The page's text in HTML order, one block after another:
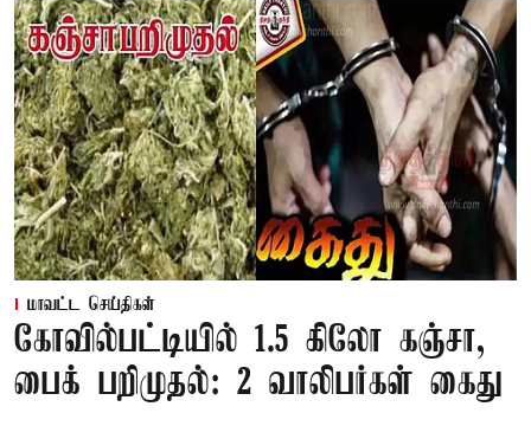
மாவட்ட செய்திகள்
கோவில்பட்டியில் 1.5 கிலோ கஞ்சா,
பைக் பறிமுதல்: 2 வாலிபர்கள் கைது